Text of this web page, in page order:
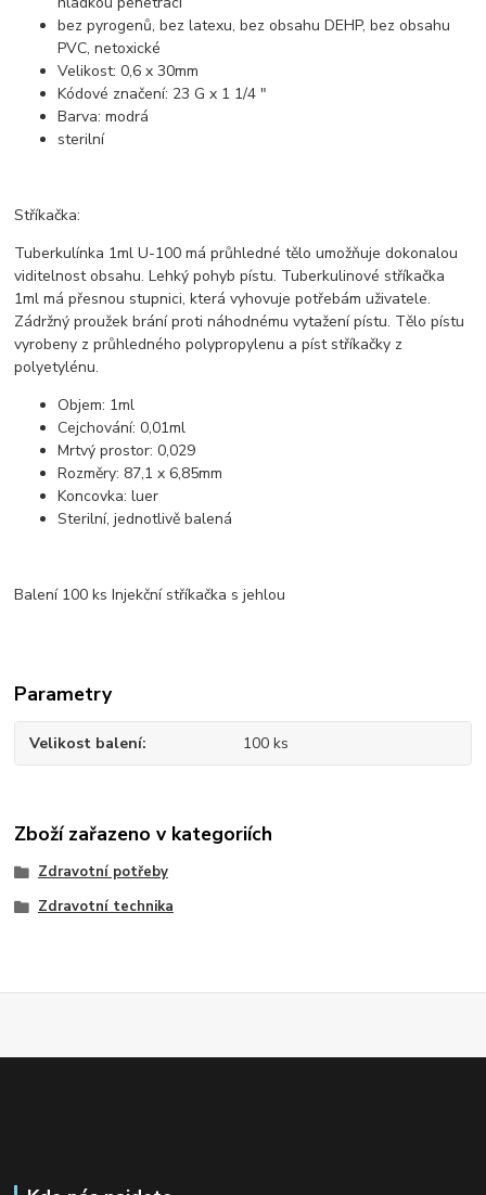
bez pyrogenů, bez latexu, bez obsahu DEHP, bez obsahu
PVC, netoxické
Velikost: 0,6 x 30mm
Kódové značení: 23 G x 1 1/4 "
Barva: modrá
sterilní
Stříkačka:
Tuberkulínka 1ml U-100 má průhledné tělo umožňuje dokonalou
viditelnost obsahu. Lehký pohyb pístu. Tuberkulinové stříkačka
1ml má přesnou stupnici, která vyhovuje potřebám uživatele.
Zádržný proužek brání proti náhodnému vytažení pístu. Tělo pístu
vyrobeny z průhledného polypropylenu a píst stříkačky z
polyetylénu.
Objem: 1ml
Cejchování: 0,01ml
Mrtvý prostor: 0,029
Rozměry: 87,1 x 6,85mm
Koncovka: luer
Sterilní, jednotlivě balená
Balení 100 ks Injekční stříkačka s jehlou
Parametry
Velikost balení 100 ks
Zboží zařazeno v kategoriích
Zdravotní potřeby
Zdravotní technika